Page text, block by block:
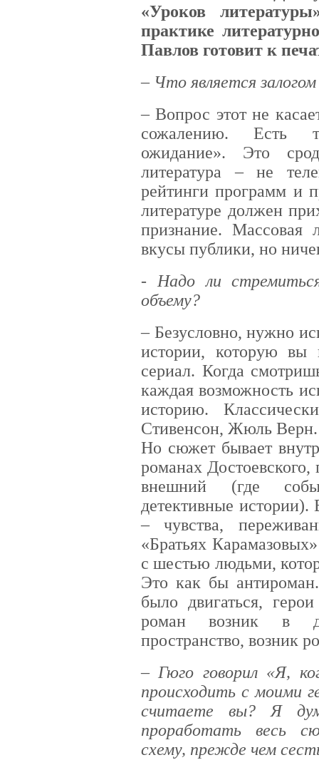
«Уроков
практике
Павлов готовит к
– Что является
– Вопрос этот не
сожалению. Есть
ожидание». Это
литература – не
рейтинги программ и
литературе должен
признание. Массовая
вкусы публики, но
- Надо ли
объему?
– Безусловно, нужно
истории, которую
сериал. Когда
каждая возможность
историю.
Стивенсон, Жюль
Но сюжет бывает
романах Достоевского,
внешний (где
детективные истории).
– чувства,
«Братьях
с шестью людьми,
Это как бы
было двигаться,
роман возник в
пространство, возник
– Гюго говорил «Я,
происходить с моими
считаете вы? Я
проработать весь
схему, прежде чем